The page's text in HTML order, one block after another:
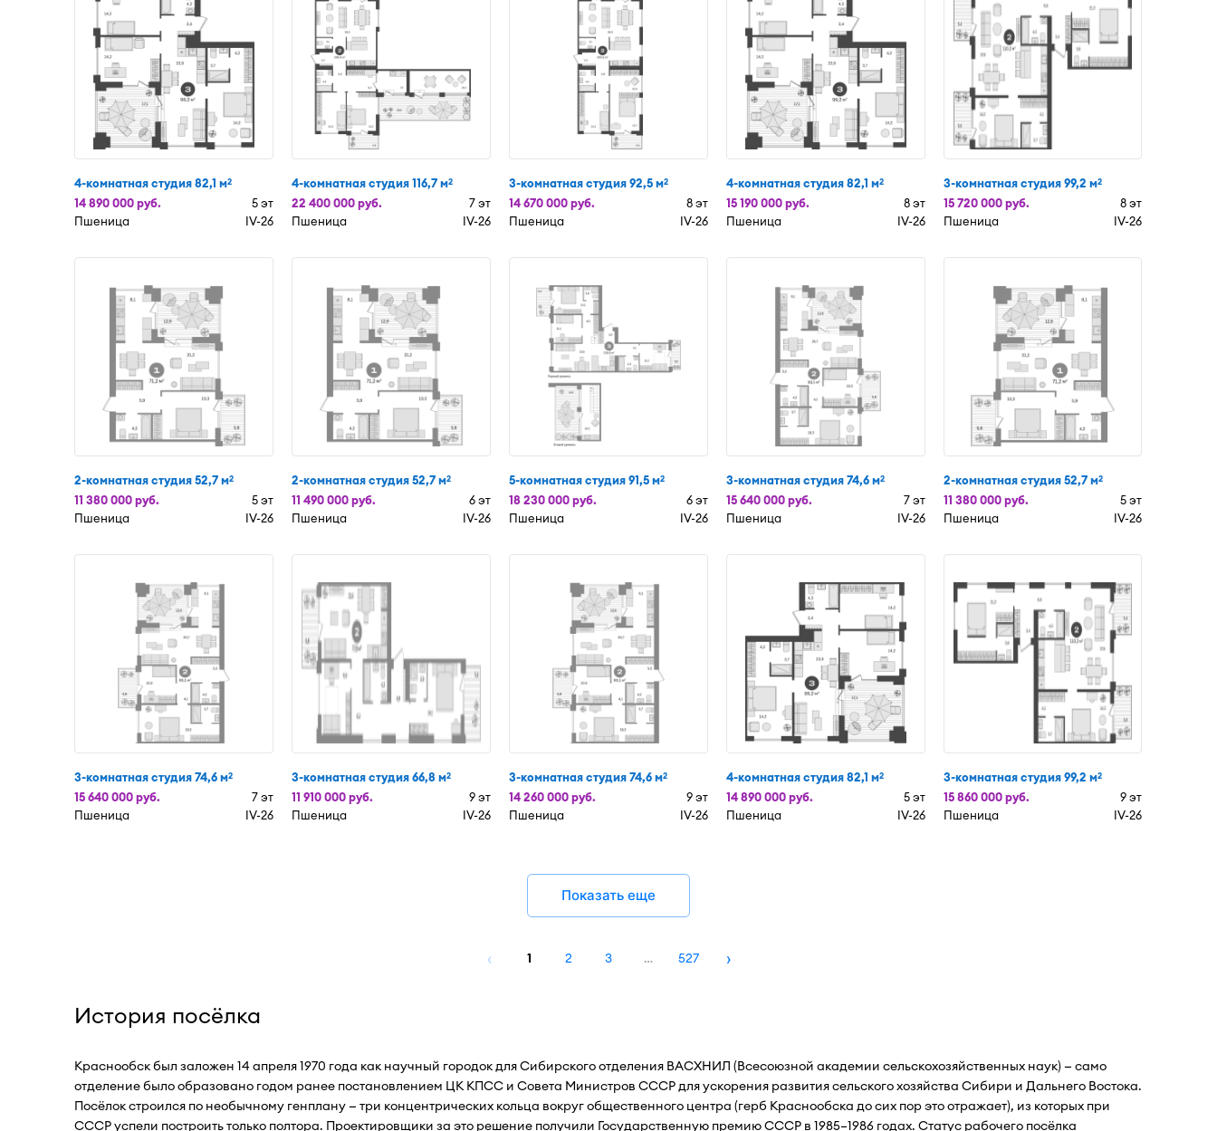
4-комнатная студия 82,1 м2
14 890 000 руб.
5 эт
Пшеница
IV-26
4-комнатная студия 116,7 м2
22 400 000 руб.
7 эт
Пшеница
IV-26
3-комнатная студия 92,5 м2
14 670 000 руб.
8 эт
Пшеница
IV-26
4-комнатная студия 82,1 м2
15 190 000 руб.
8 эт
Пшеница
IV-26
3-комнатная студия 99,2 м2
15 720 000 руб.
8 эт
Пшеница
IV-26
2-комнатная студия 52,7 м2
11 380 000 руб.
5 эт
Пшеница
IV-26
2-комнатная студия 52,7 м2
11 490 000 руб.
6 эт
Пшеница
IV-26
5-комнатная студия 91,5 м2
18 230 000 руб.
6 эт
Пшеница
IV-26
3-комнатная студия 74,6 м2
15 640 000 руб.
7 эт
Пшеница
IV-26
2-комнатная студия 52,7 м2
11 380 000 руб.
5 эт
Пшеница
IV-26
3-комнатная студия 74,6 м2
15 640 000 руб.
7 эт
Пшеница
IV-26
3-комнатная студия 66,8 м2
11 910 000 руб.
9 эт
Пшеница
IV-26
3-комнатная студия 74,6 м2
14 260 000 руб.
9 эт
Пшеница
IV-26
4-комнатная студия 82,1 м2
14 890 000 руб.
5 эт
Пшеница
IV-26
3-комнатная студия 99,2 м2
15 860 000 руб.
9 эт
Пшеница
IV-26
Показать еще
‹ 1 2 3 … 527 ›
История посёлка
Краснообск был заложен 14 апреля 1970 года как научный городок для Сибирского отделения ВАСХНИЛ (Всесоюзной академии сельскохозяйственных наук) — само
отделение было образовано годом ранее постановлением ЦК КПСС и Совета Министров СССР для ускорения развития сельского хозяйства Сибири и Дальнего Востока.
Посёлок строился по необычному генплану — три концентрических кольца вокруг общественного центра (герб Краснообска до сих пор это отражает), из которых при
СССР успели построить только полтора. Проектировщики за это решение получили Государственную премию СССР в 1985–1986 годах. Статус рабочего посёлка